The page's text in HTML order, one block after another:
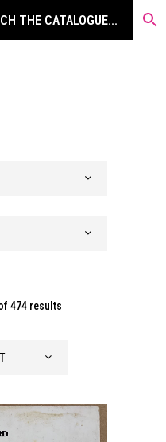
474 results